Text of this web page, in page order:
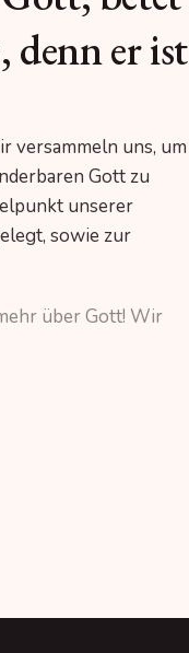
denn er ist
versammeln uns, um
Gott zu
unserer
sowie zur
über Gott! Wir